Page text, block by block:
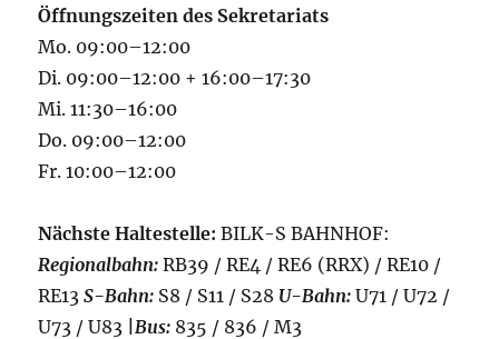
Öffnungszeiten des Sekretariats
Mo. 09:00–12:00
Di. 09:00–12:00 + 16:00–17:30
Mi. 11:30–16:00
Do. 09:00–12:00
Fr. 10:00–12:00
Nächste Haltestelle: BILK-S BAHNHOF:
Regionalbahn: RB39 / RE4 / RE6 (RRX) / RE10 /
RE13S-Bahn: S8 / S11 / S28 U-Bahn: U71 / U72 /
U73 / U83 Bus: 835 / 836 / M3